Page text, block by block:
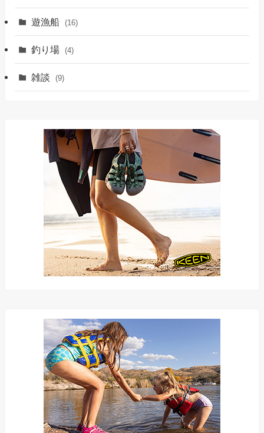
遊漁船 (16)
釣り場 (4)
雑談 (9)